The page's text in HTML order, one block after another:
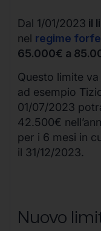
Dal 1/01/2023 il
nel regime
65.000€ a
Questo limite va
ad esempio
01/07/2023
42.500€
per i 6 mesi in
il 31/12/2023.
Nuovo